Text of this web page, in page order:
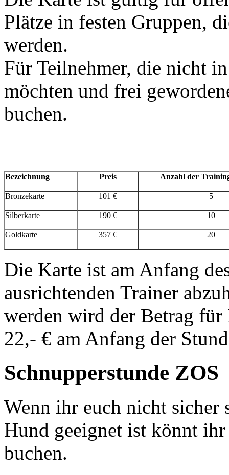
Plätze in festen Gruppen,
werden.
Für Teilnehmer, die nicht
möchten und frei
buchen.
Bezeichnung Preis Anzahl der
Bronzekarte 101 € 5
Silberkarte 190 € 10
Goldkarte 357 € 20
Die Karte ist am Anfang
ausrichtenden Trainer
werden wird der Betrag
22,- € am Anfang der
Schnupperstunde ZOS
Wenn ihr euch nicht sicher
Hund geeignet ist könnt
buchen.